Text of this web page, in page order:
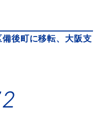
後町に移転、大阪支